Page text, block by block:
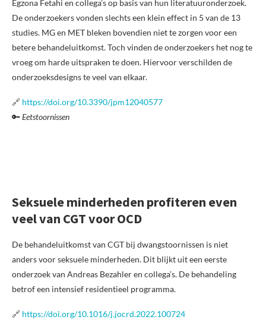
Egzona Fetahi en collega’s op basis van hun literatuuronderzoek.
De onderzoekers vonden slechts een klein effect in 5 van de 13
studies. MG en MET bleken bovendien niet te zorgen voor een
betere behandeluitkomst. Toch vinden de onderzoekers het nog te
vroeg om harde uitspraken te doen. Hiervoor verschilden de
onderzoeksdesigns te veel van elkaar.
🔗 https://doi.org/10.3390/jpm12040577
🔑Eetstoornissen
Seksuele minderheden profiteren even
veel van CGT voor OCD
De behandeluitkomst van CGT bij dwangstoornissen is niet
anders voor seksuele minderheden. Dit blijkt uit een eerste
onderzoek van Andreas Bezahler en collega’s. De behandeling
betrof een intensief residentieel programma.
🔗 https://doi.org/10.1016/j.jocrd.2022.100724